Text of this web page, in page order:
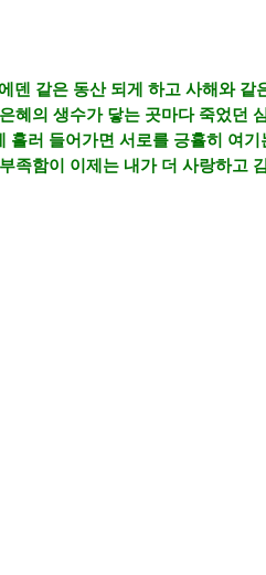
덴 같은 동산 되게 하고 사해와 같
혜의 생수가 닿는 곳마다 죽었던
러 들어가면 서로를 긍휼히 여기
족함이 이제는 내가 더 사랑하고